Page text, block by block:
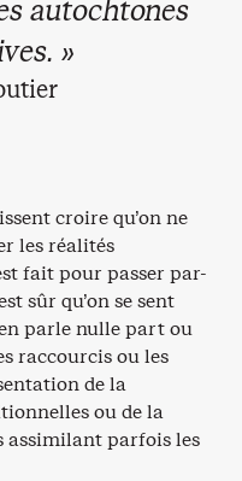
autochtones
»
croire qu’on ne
les réalités
fait pour passer par-
sûr qu’on se sent
parle nulle part ou
raccourcis ou les
de la
ou de la
assimilant parfois les